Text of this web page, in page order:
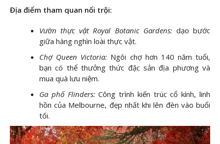
Địa điểm tham quan nổi trội:
Vườn thực vật Royal Botanic Gardens: dạo bước
giữa hàng nghìn loài thực vật.
Chợ Queen Victoria: Ngôi chợ hơn 140 năm tuổi,
bạn có thể thưởng thức đặc sản địa phương và
mua quà lưu niệm.
Ga phố Flinders: Công trình kiến trúc cổ kính, linh
hồn của Melbourne, đẹp nhất khi lên đèn vào buổi
tối.